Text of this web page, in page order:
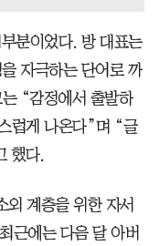
분이었다. 방 대표는
자극하는 단어로 까
“감정에서 출발하
럽게 나온다”며 “글
했다.
외 계층을 위한 자서
근에는 다음 달 아버